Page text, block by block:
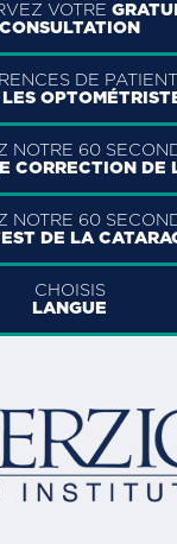
VOTRE
CONSULTATION
DE
LES
NOTRE 60
CORRECTION DE
NOTRE 60
DE LA
CHOISIS
LANGUE